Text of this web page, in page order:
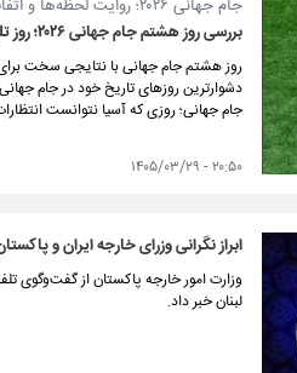
جام جهانی ۲۰۲۶؛ روایت لحظه‌ها و اتفاقات بزرگ فوتبال جهان
بررسی روز هشتم جام جهانی ۲۰۲۶؛ روز تلخ آسیا در بزرگ‌ترین تورنمنت فوتبال جهان
روز هشتم جام جهانی با نتایجی سخت
دشوارترین روزهای تاریخ خود در جام
جام جهانی؛ روزی که آسیا نتوانست
۲۰:۵۰ - ۱۴۰۵/۰۳/۲۹
ابراز نگرانی وزرای خارجه ایران و
وزارت امور خارجه پاکستان از گفت‌وگوی
لبنان خبر داد.